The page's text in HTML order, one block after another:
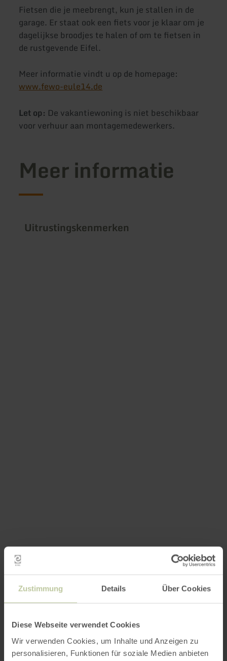
Zustimmung Details Über Cookies
Diese Webseite verwendet Cookies
Wir verwenden Cookies, um Inhalte und Anzeigen zu
personalisieren, Funktionen für soziale Medien anbieten
Fietsen die je meebrengt, kun je stallen in de
garage. Er staat ook een fiets voor je klaar om je
dagelijkse broodjes te halen of om te fietsen in
de rustgevende Eifel.
Meer informatie vindt u op de homepage:
www.fewo-eule14.de
Let op: De vakantiewoning is niet beschikbaar
voor verhuur aan montagemedewerkers.
Meer informatie
Uitrustingskenmerken